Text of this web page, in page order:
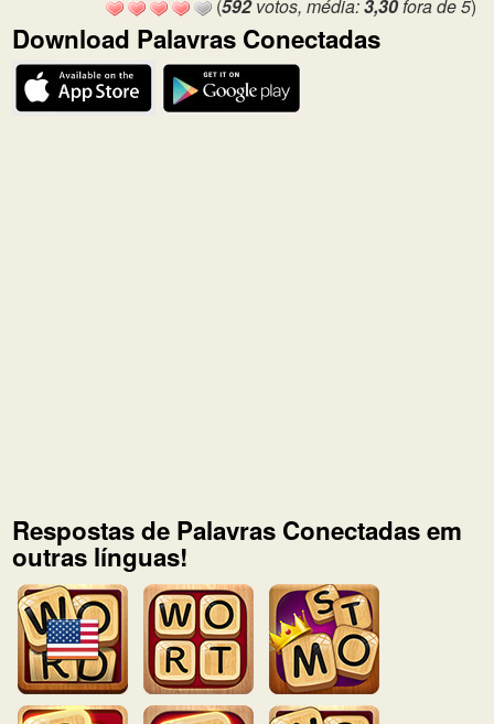
(592votos, média:3,30fora de 5)
Download Palavras Conectadas
Respostas de Palavras Conectadas em
outras línguas!